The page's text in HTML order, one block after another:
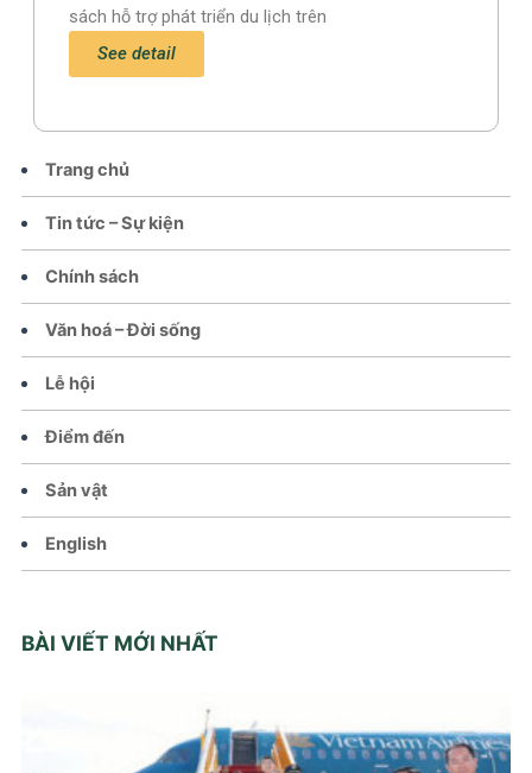
Trang chủ
Tin tức – Sự kiện
Chính sách
Văn hoá – Đời sống
Lễ hội
Điểm đến
Sản vật
English
BÀI VIẾT MỚI NHẤT
sách hỗ trợ phát triển du lịch trên
See detail